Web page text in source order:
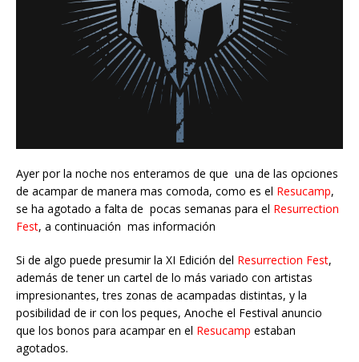
Ayer por la noche nos enteramos de que una de las opciones
de acampar de manera mas comoda, como es el Resucamp,
se ha agotado a falta de pocas semanas para el Resurrection
Fest, a continuación mas información
Si de algo puede presumir la XI Edición del Resurrection Fest,
además de tener un cartel de lo más variado con artistas
impresionantes, tres zonas de acampadas distintas, y la
posibilidad de ir con los peques, Anoche el Festival anuncio
que los bonos para acampar en el Resucamp estaban
agotados.